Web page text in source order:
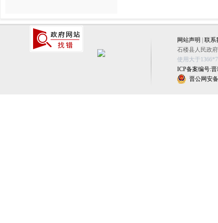
网站声明
联系
石楼县人民政
使用大于
ICP备案编号:晋
晋公网安